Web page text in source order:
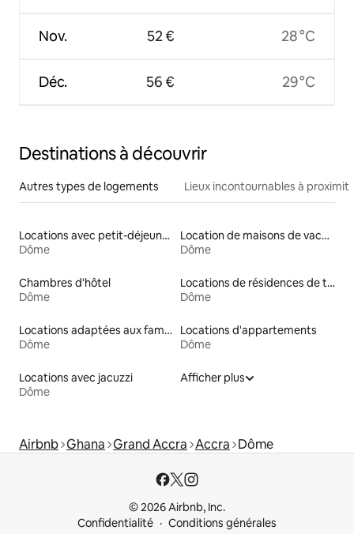
Nov.
Déc.
52 €
56 €
28 °C
29 °C
Destinations à découvrir
Autres types de logements Lieux incontournables à
Locations avec petit-déjeuner
Dôme
Location de maisons de vacances
Dôme
Chambres d'hôtel
Dôme
Locations de résidences de tourisme
Dôme
Locations adaptées aux familles
Dôme
Locations d'appartements
Dôme
Locations avec jacuzzi
Dôme
Afficher plus
Airbnb Ghana Grand Accra Accra Dôme
© 2026 Airbnb, Inc.
Confidentialité
Conditions générales